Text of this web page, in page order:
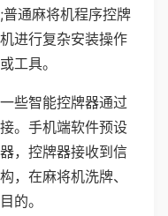
通麻将机程序控牌
进行复杂安装操作
工具。
些智能控牌器通过
。手机端软件预设
，控牌器接收到信
，在麻将机洗牌、
的。